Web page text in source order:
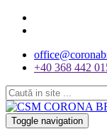
+40 368 442
Toggle navigation